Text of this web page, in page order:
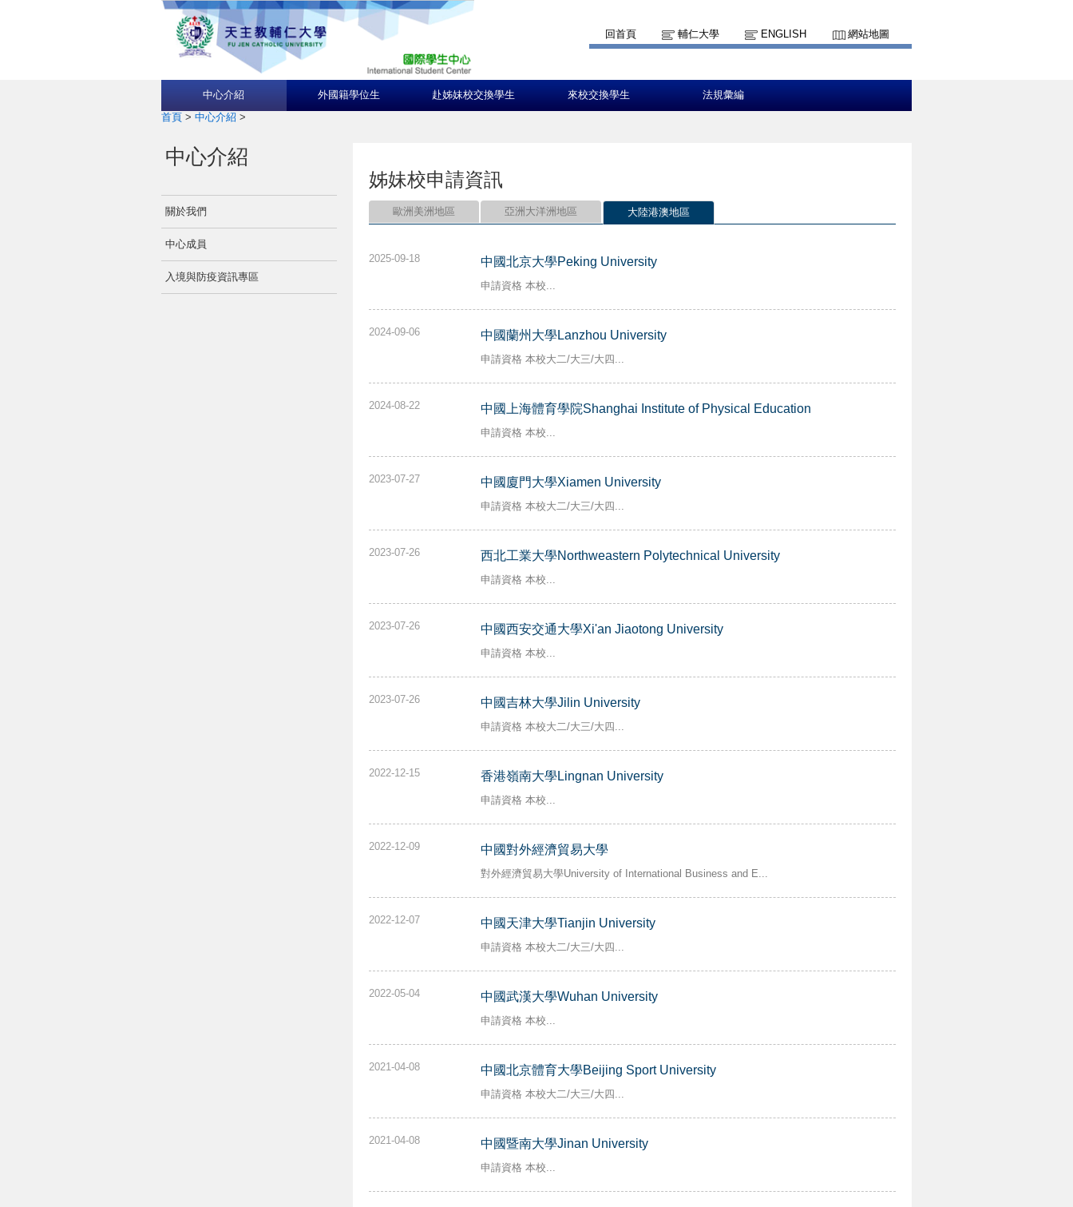
回首頁 輔仁大學 ENGLISH 網站地圖
中心介紹 外國籍學位生 赴姊妹校交換學生 來校交換學生 法規彙編
首頁 > 中心介紹 >
中心介紹
關於我們
中心成員
入境與防疫資訊專區
姊妹校申請資訊
歐洲美洲地區 亞洲大洋洲地區 大陸港澳地區
2025-09-18 中國北京大學Peking University
申請資格 本校...
2024-09-06 中國蘭州大學Lanzhou University
申請資格 本校大二/大三/大四...
2024-08-22 中國上海體育學院Shanghai Institute of Physical Education
申請資格 本校...
2023-07-27 中國廈門大學Xiamen University
申請資格 本校大二/大三/大四...
2023-07-26 西北工業大學Northweastern Polytechnical University
申請資格 本校...
2023-07-26 中國西安交通大學Xi'an Jiaotong University
申請資格 本校...
2023-07-26 中國吉林大學Jilin University
申請資格 本校大二/大三/大四...
2022-12-15 香港嶺南大學Lingnan University
申請資格 本校...
2022-12-09 中國對外經濟貿易大學
對外經濟貿易大學University of International Business and E...
2022-12-07 中國天津大學Tianjin University
申請資格 本校大二/大三/大四...
2022-05-04 中國武漢大學Wuhan University
申請資格 本校...
2021-04-08 中國北京體育大學Beijing Sport University
申請資格 本校大二/大三/大四...
2021-04-08 中國暨南大學Jinan University
申請資格 本校...